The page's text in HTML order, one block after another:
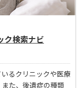
ク検索ナビ
るクリニックや医療
た、後遺症の種類